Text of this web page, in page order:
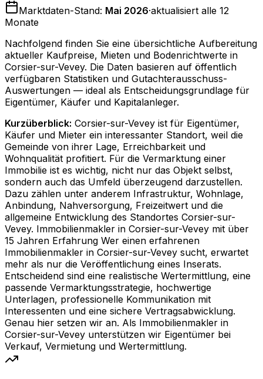
Marktdaten-Stand: Mai 2026·aktualisiert alle 12
Monate
Nachfolgend finden Sie eine übersichtliche Aufbereitung
aktueller Kaufpreise, Mieten und Bodenrichtwerte in
Corsier-sur-Vevey. Die Daten basieren auf öffentlich
verfügbaren Statistiken und Gutachterausschuss-
Auswertungen — ideal als Entscheidungsgrundlage für
Eigentümer, Käufer und Kapitalanleger.
Kurzüberblick: Corsier-sur-Vevey ist für Eigentümer,
Käufer und Mieter ein interessanter Standort, weil die
Gemeinde von ihrer Lage, Erreichbarkeit und
Wohnqualität profitiert. Für die Vermarktung einer
Immobilie ist es wichtig, nicht nur das Objekt selbst,
sondern auch das Umfeld überzeugend darzustellen.
Dazu zählen unter anderem Infrastruktur, Wohnlage,
Anbindung, Nahversorgung, Freizeitwert und die
allgemeine Entwicklung des Standortes Corsier-sur-
Vevey. Immobilienmakler in Corsier-sur-Vevey mit über
15 Jahren Erfahrung Wer einen erfahrenen
Immobilienmakler in Corsier-sur-Vevey sucht, erwartet
mehr als nur die Veröffentlichung eines Inserats.
Entscheidend sind eine realistische Wertermittlung, eine
passende Vermarktungsstrategie, hochwertige
Unterlagen, professionelle Kommunikation mit
Interessenten und eine sichere Vertragsabwicklung.
Genau hier setzen wir an. Als Immobilienmakler in
Corsier-sur-Vevey unterstützen wir Eigentümer bei
Verkauf, Vermietung und Wertermittlung.